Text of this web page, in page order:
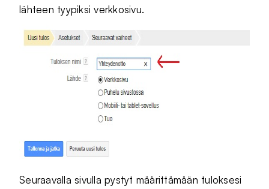
lähteen tyypiksi verkkosivu.
Seuraavalla sivulla pystyt määrittämään tuloksesi